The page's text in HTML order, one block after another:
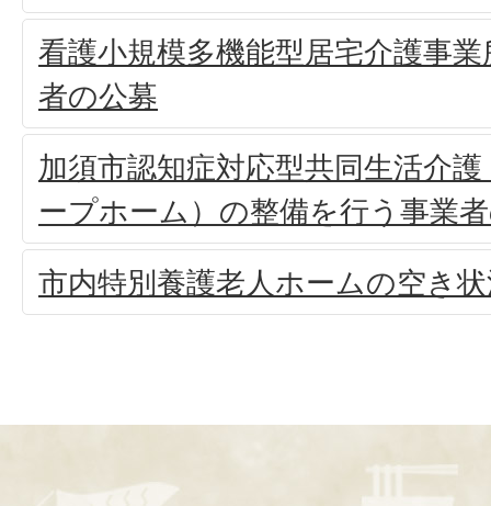
看護小規模多機能型居宅介護事
者の公募
加須市認知症対応型共同生活介
ープホーム）の整備を行う事業
市内特別養護老人ホームの空き